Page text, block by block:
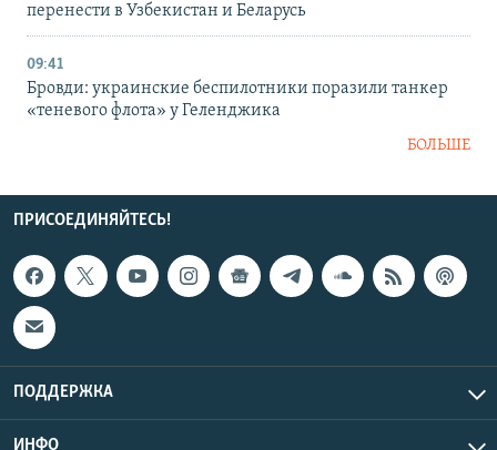
перенести в Узбекистан и Беларусь
09:41
Бровди: украинские беспилотники поразили танкер
«теневого флота» у Геленджика
БОЛЬШЕ
ПРИСОЕДИНЯЙТЕСЬ!
ПОДДЕРЖКА
ИНФО